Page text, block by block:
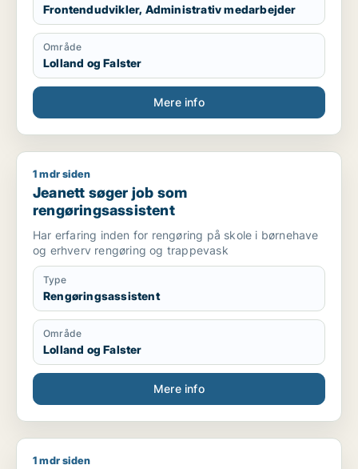
Frontendudvikler, Administrativ medarbejder
Område
Lolland og Falster
Mere info
Jeanett søger job som rengøringsassistent
1 mdr siden
Jeanett søger job som
rengøringsassistent
Har erfaring inden for rengøring på skole i børnehave
og erhverv rengøring og trappevask
Type
Rengøringsassistent
Område
Lolland og Falster
Mere info
Jeg søger job som butiksmedarbejder
1 mdr siden